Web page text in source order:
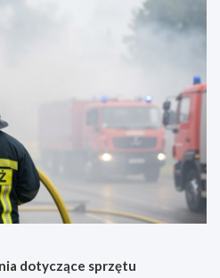
dotyczące sprzętu